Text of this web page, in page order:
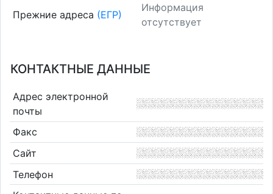
Прежние адреса (ЕГР)
Информация
отсутствует
КОНТАКТНЫЕ ДАННЫЕ
Адрес электронной
почты
Факс
Сайт
Телефон